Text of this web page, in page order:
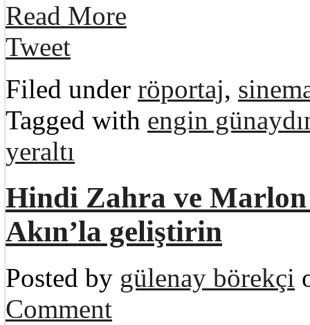
Read More
Tweet
Filed under röportaj,
Tagged with engin
yeraltı
Hindi Zahra ve
Akın’la geliştirin
Posted by gülenay börekçi
Comment